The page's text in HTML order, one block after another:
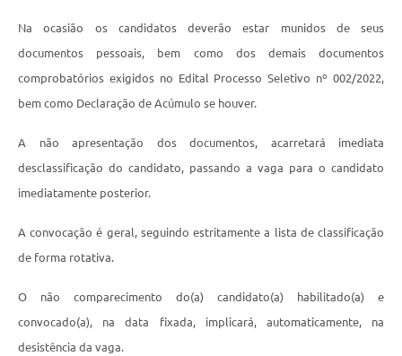
Na ocasião os candidatos deverão estar munidos de seus
documentos pessoais, bem como dos demais documentos
comprobatórios exigidos no Edital Processo Seletivo nº 002/2022,
bem como Declaração de Acúmulo se houver.
A não apresentação dos documentos, acarretará imediata
desclassificação do candidato, passando a vaga para o candidato
imediatamente posterior.
A convocação é geral, seguindo estritamente a lista de classificação
de forma rotativa.
O não comparecimento do(a) candidato(a) habilitado(a) e
convocado(a), na data fixada, implicará, automaticamente, na
desistência da vaga.